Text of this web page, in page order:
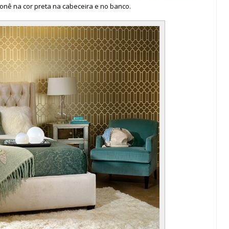
na cor preta na cabeceira e no banco.